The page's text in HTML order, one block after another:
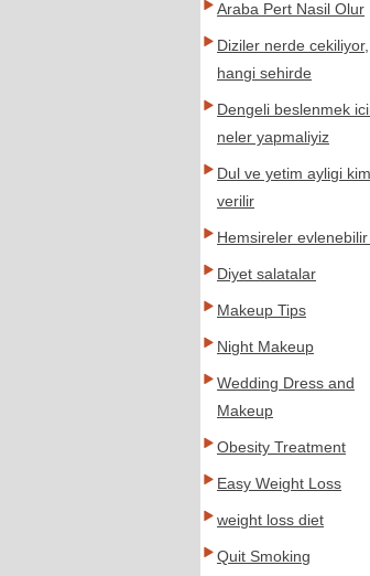
Araba Pert Nasil Olur
Diziler nerde cekiliyor,
hangi sehirde
Dengeli beslenmek
neler yapmaliyiz
Dul ve yetim ayligi
verilir
Hemsireler evlenebilir
Diyet salatalar
Makeup Tips
Night Makeup
Wedding Dress and
Makeup
Obesity Treatment
Easy Weight Loss
weight loss diet
Quit Smoking